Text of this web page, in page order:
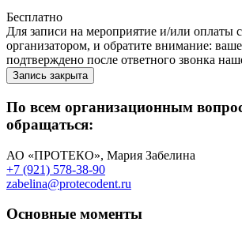
Бесплатно
Для записи на мероприятие и/или оплаты
организатором, и обратите внимание: ваше
подтверждено после ответного звонка
Запись закрыта
По всем организационным
обращаться:
АО «ПРОТЕКО», Мария Забелина
+7 (921) 578-38-90
zabelina@protecodent.ru
Основные моменты